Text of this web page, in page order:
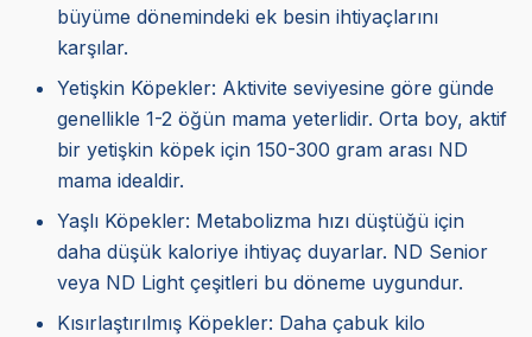
büyüme dönemindeki ek besin ihtiyaçlarını
karşılar.
Yetişkin Köpekler: Aktivite seviyesine göre günde
genellikle 1-2 öğün mama yeterlidir. Orta boy, aktif
bir yetişkin köpek için 150-300 gram arası ND
mama idealdir.
Yaşlı Köpekler: Metabolizma hızı düştüğü için
daha düşük kaloriye ihtiyaç duyarlar. ND Senior
veya ND Light çeşitleri bu döneme uygundur.
Kısırlaştırılmış Köpekler: Daha çabuk kilo